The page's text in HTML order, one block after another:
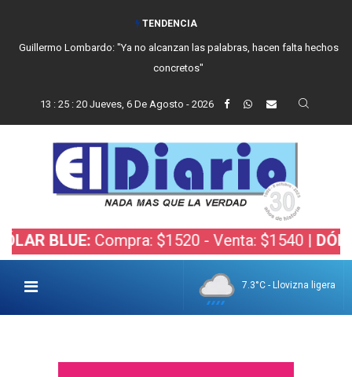
TENDENCIA
Guillermo Lombardo: "Ya no alcanzan las palabras, hacen falta hechos
concretos"
13 : 25: 21 Jueves, 6 De Agosto - 2026
Compra: $1520 - Venta: $1540 |DÓLAR
7.3°C - Llovizna ligera